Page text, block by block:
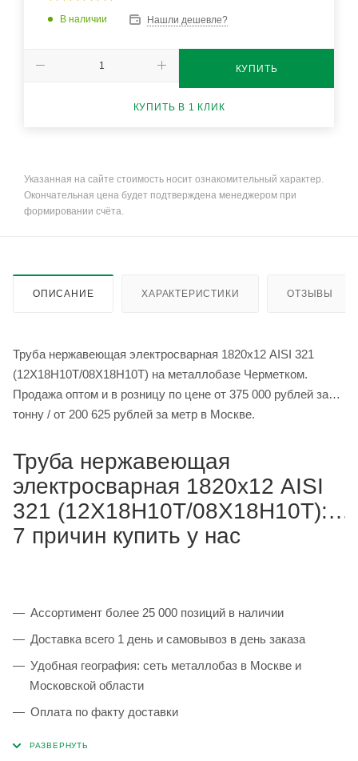
В наличии Нашли дешевле?
КУПИТЬ
КУПИТЬ В 1 КЛИК
Указанная на сайте стоимость носит ознакомительный характер.
Окончательная цена будет подтверждена менеджером при
формировании счёта.
ОПИСАНИЕ ХАРАКТЕРИСТИКИ ОТЗЫВЫ
Труба нержавеющая электросварная 1820х12 AISI 321
(12Х18Н10Т/08Х18Н10Т) на металлобазе Черметком.
Продажа оптом и в розницу по цене от 375 000 рублей за
тонну / от 200 625 рублей за метр в Москве.
Труба нержавеющая
электросварная 1820х12 AISI
321 (12Х18Н10Т/08Х18Н10Т):
7 причин купить у нас
Ассортимент более 25 000 позиций в наличии
Доставка всего 1 день и самовывоз в день заказа
Удобная география: сеть металлобаз в Москве и
Московской области
Оплата по факту доставки